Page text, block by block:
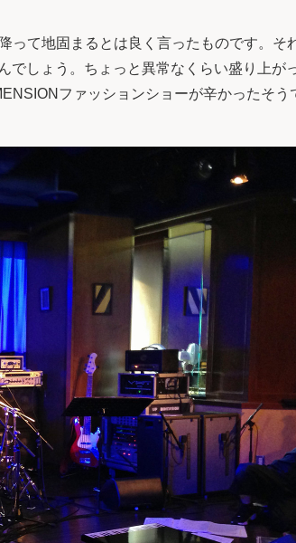
って地固まるとは良く言ったものです。そ
でしょう。ちょっと異常なくらい盛り上が
ファッションショーが辛かったそう